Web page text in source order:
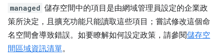
managed 儲存空間中的項目是由網域管理員設定的企業政
策所決定，且擴充功能只能讀取這些項目；嘗試修改這個命
名空間會導致錯誤。如要瞭解如何設定政策，請參閱儲存空
間區域資訊清單。